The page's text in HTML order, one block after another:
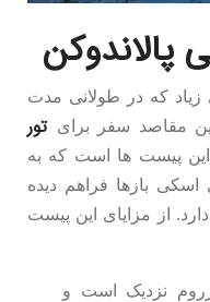
زیاد که در طولانی مدت
مقاصد سفر برای تور
این پیست ها است که به
اسکی بازها فراهم دیده
از مزایای این پیست
نزدیک است و